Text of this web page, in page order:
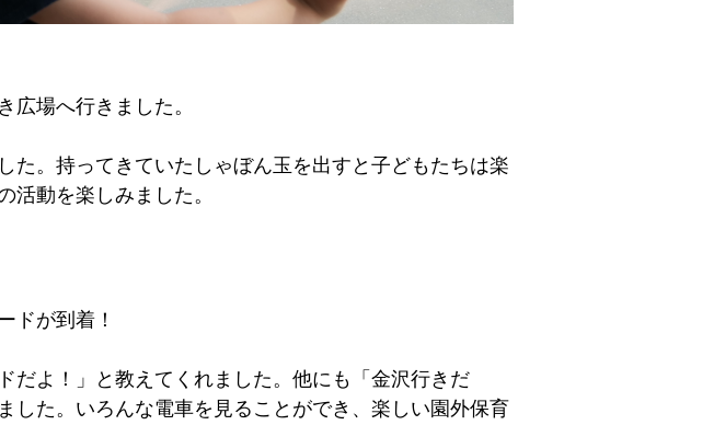
場へ行きました。
た。持ってきていたしゃぼん玉を出すと子どもたちは楽
活動を楽しみました。
ドが到着！
だよ！」と教えてくれました。他にも「金沢行きだ
した。いろんな電車を見ることができ、楽しい園外保育